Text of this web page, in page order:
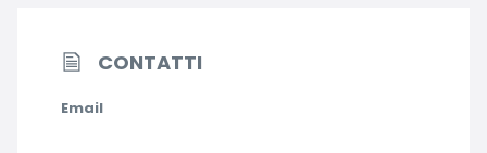
CONTATTI
Email